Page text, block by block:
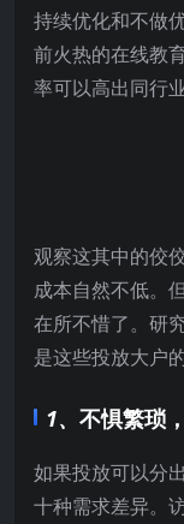
持续优化和不做
前火热的在线教
率可以高出同行
观察这其中的佼
成本自然不低。
在所不惜了。研
是这些投放大户
1、 不惧繁琐
如果投放可以分
十种需求差异。